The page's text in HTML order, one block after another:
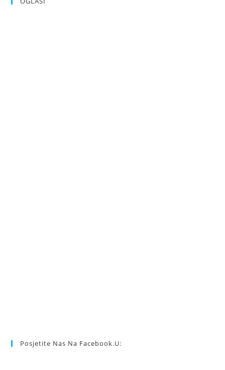
Posjetite Nas Na Facebook.u: